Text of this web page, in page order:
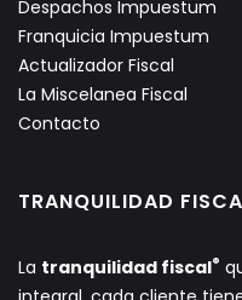
Despachos Impuestum
Franquicia Impuestum
Actualizador Fiscal
La Miscelanea Fiscal
Contacto
TRANQUILIDAD
La tranquilidad fiscal®